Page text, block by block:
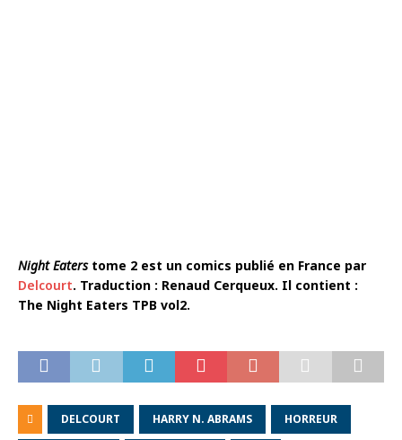
Night Eaterstome 2 est un comics publié en France par
Delcourt. Traduction : Renaud Cerqueux. Il contient :
The Night Eaters TPB vol2.
DELCOURT HARRY N. ABRAMS HORREUR